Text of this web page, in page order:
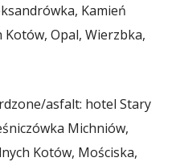
Kamień
Opal, Wierzbka,
asfalt: hotel Stary
Michniów,
Kotów, Mościska,